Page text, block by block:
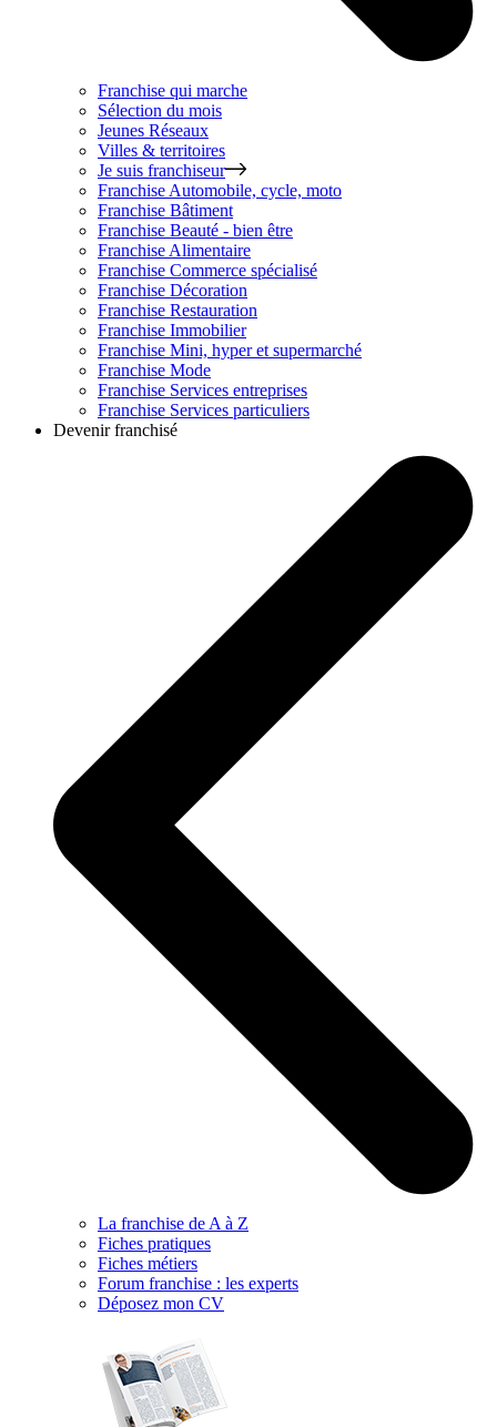
Franchise qui marche
Sélection du mois
Jeunes Réseaux
Villes & territoires
Je suis franchiseur
Franchise Automobile, cycle, moto
Franchise Bâtiment
Franchise Beauté - bien être
Franchise Alimentaire
Franchise Commerce spécialisé
Franchise Décoration
Franchise Restauration
Franchise Immobilier
Franchise Mini, hyper et supermarché
Franchise Mode
Franchise Services entreprises
Franchise Services particuliers
Devenir franchisé
La franchise de A à Z
Fiches pratiques
Fiches métiers
Forum franchise : les experts
Déposez mon CV